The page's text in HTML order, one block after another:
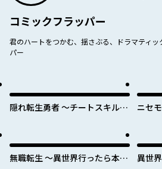
コミックフラッパー
君のハートをつかむ、揺さぶる、ドラマティ
パー
隠れ転生勇者 ～チートスキルと
ニセ
無職転生 ～異世界行ったら本気
異世